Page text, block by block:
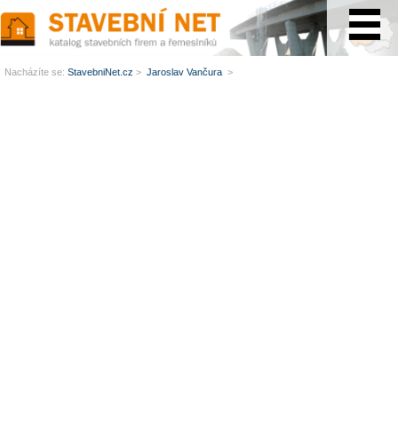
Nacházíte se: StavebniNet.cz > Jaroslav Vančura >